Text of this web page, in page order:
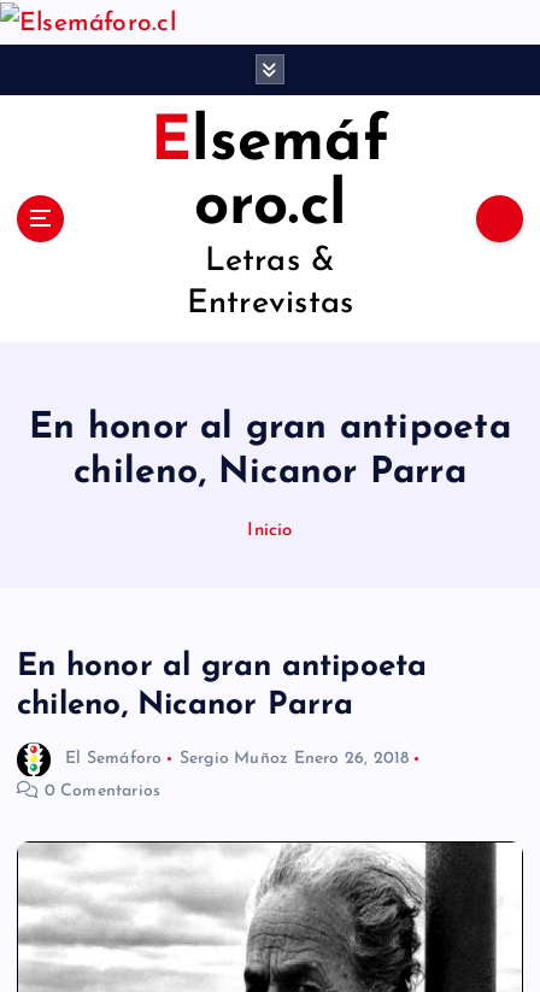
S
Elsemáf
oro.cl
Letras &
Entrevistas
En honor al gran antipoeta
chileno, Nicanor Parra
Inicio
En honor al gran antipoeta
chileno, Nicanor Parra
El Semáforo Sergio Muñoz Enero 26, 2018
0 Comentarios